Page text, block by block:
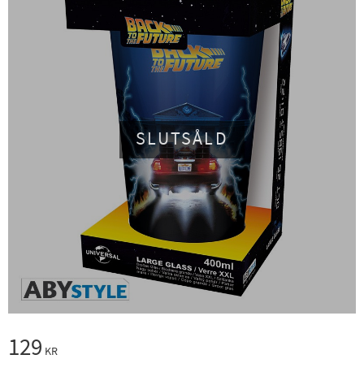
SLUTSÅLD
129 KR